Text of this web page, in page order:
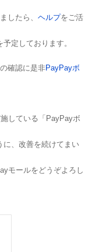
したら、 ヘルプをご活
定しております。
確認に是非PayPayボ
している「PayPayボ
に、改善を続けてまい
モールをどうぞよろし